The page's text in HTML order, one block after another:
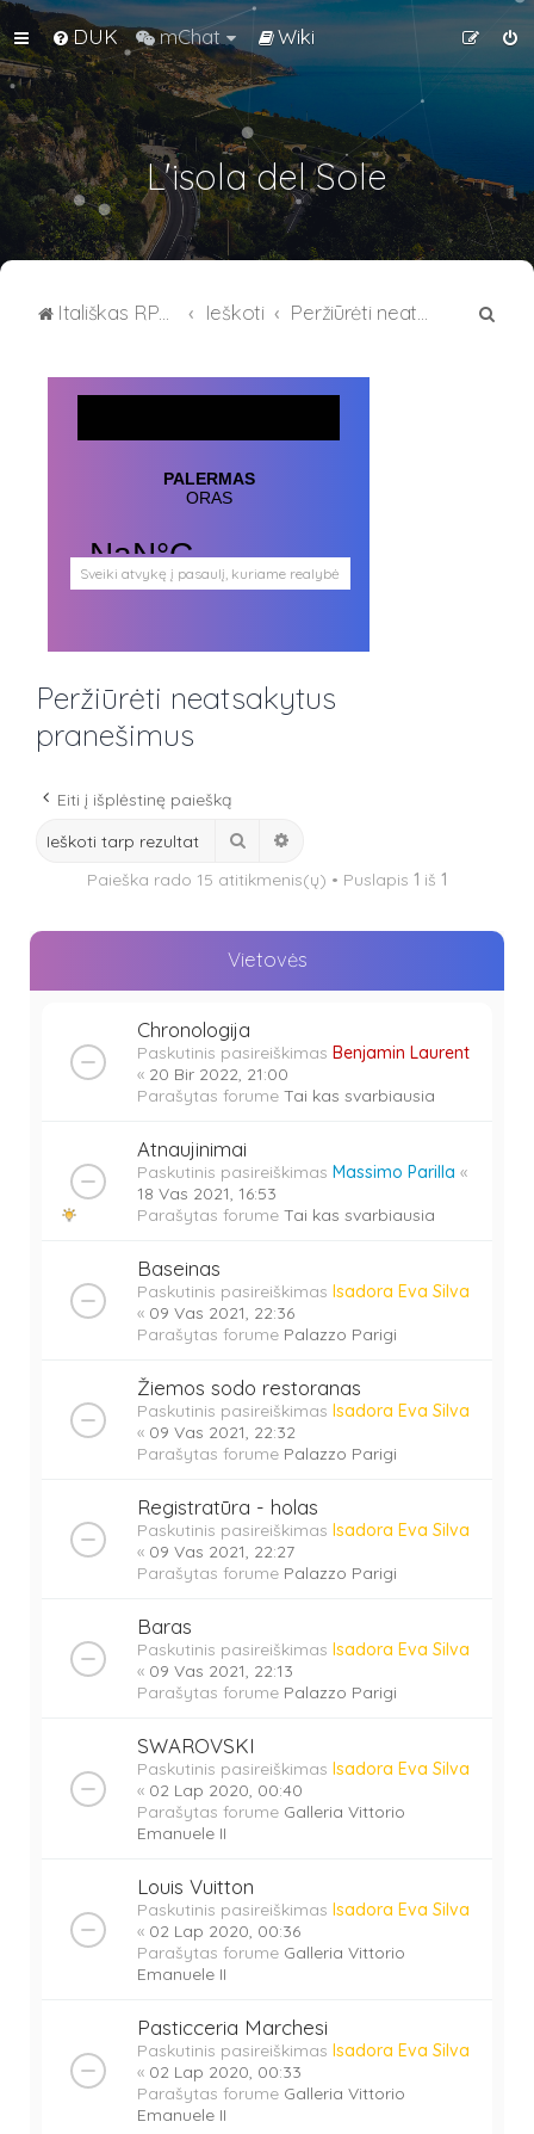
DUK mChat Wiki
L'isola del Sole
Itališkas RPG forumas Ieškoti Peržiūrėti neatsakytus pranešimus
Sveiki atvykę į pasaulį, kuriame realybė
persipina su mistika. Pasaulį, kuris
Užimti veidai
Noriu meeto
Peržiūrėti neatsakytus
pranešimus
Eiti į išplėstinę paiešką
Ieškoti
Paieška rado 15 atitikmenis(ų) • Puslapis 1 iš 1
Vietovės
Chronologija
Paskutinis pasireiškimas Benjamin Laurent
« 20 Bir 2022, 21:00
Parašytas forume Tai kas svarbiausia
Atnaujinimai
Paskutinis pasireiškimas Massimo Parilla «
18 Vas 2021, 16:53
Parašytas forume Tai kas svarbiausia
Baseinas
Paskutinis pasireiškimas Isadora Eva Silva
« 09 Vas 2021, 22:36
Parašytas forume Palazzo Parigi
Žiemos sodo restoranas
Paskutinis pasireiškimas Isadora Eva Silva
« 09 Vas 2021, 22:32
Parašytas forume Palazzo Parigi
Registratūra - holas
Paskutinis pasireiškimas Isadora Eva Silva
« 09 Vas 2021, 22:27
Parašytas forume Palazzo Parigi
Baras
Paskutinis pasireiškimas Isadora Eva Silva
« 09 Vas 2021, 22:13
Parašytas forume Palazzo Parigi
SWAROVSKI
Paskutinis pasireiškimas Isadora Eva Silva
« 02 Lap 2020, 00:40
Parašytas forume Galleria Vittorio
Emanuele II
Louis Vuitton
Paskutinis pasireiškimas Isadora Eva Silva
« 02 Lap 2020, 00:36
Parašytas forume Galleria Vittorio
Emanuele II
Pasticceria Marchesi
Paskutinis pasireiškimas Isadora Eva Silva
« 02 Lap 2020, 00:33
Parašytas forume Galleria Vittorio
Emanuele II